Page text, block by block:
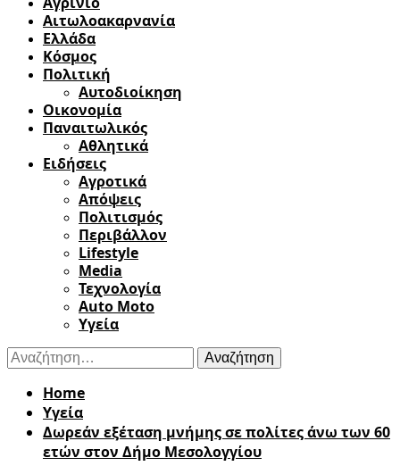
Αιτωλοακαρνανία
Ελλάδα
Κόσμος
Πολιτική
Αυτοδιοίκηση
Οικονομία
Παναιτωλικός
Αθλητικά
Ειδήσεις
Αγροτικά
Απόψεις
Πολιτισμός
Περιβάλλον
Lifestyle
Media
Τεχνολογία
Auto Moto
Υγεία
Αναζήτηση
για:
Home
Υγεία
Δωρεάν εξέταση μνήμης σε πολίτες άνω των 60
ετών στον Δήμο Μεσολογγίου